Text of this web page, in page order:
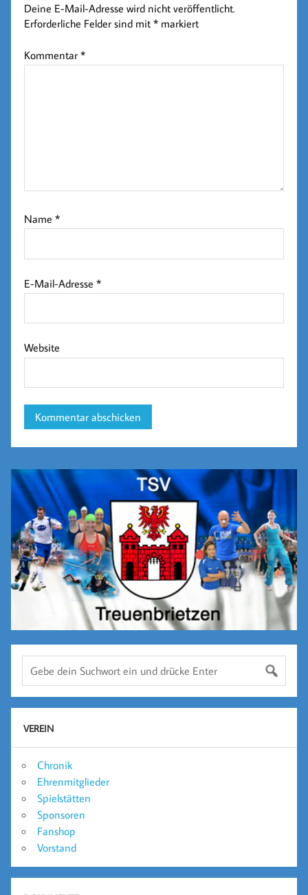
Deine E-Mail-Adresse wird nicht veröffentlicht.
Erforderliche Felder sind mit* markiert
Kommentar*
Name*
E-Mail-Adresse*
Website
VEREIN
Chronik
Ehrenmitglieder
Spielstätten
Sponsoren
Fanshop
Vorstand